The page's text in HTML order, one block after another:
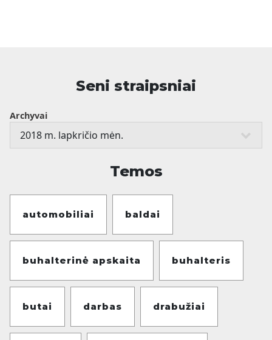
Seni straipsniai
Archyvai
Temos
automobiliai baldai
buhalterinė apskaita buhalteris
butai darbas drabužiai